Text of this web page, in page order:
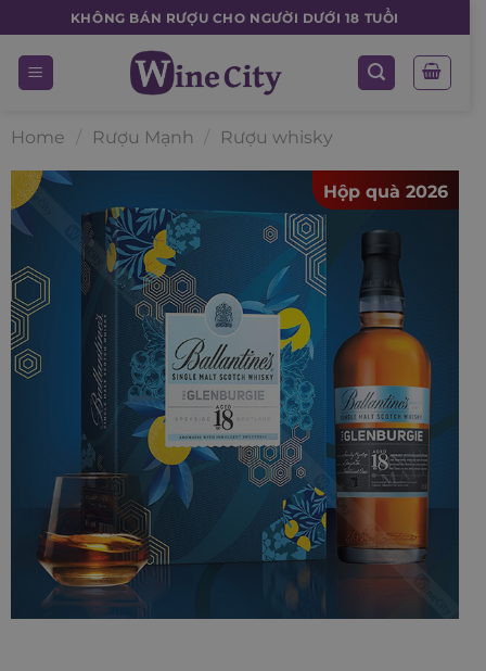
to
content
KHÔNG BÁN RƯỢU CHO NGƯỜI DƯỚI 18 TUỔI
Home / Rượu Mạnh / Rượu whisky
Hộp quà 2026